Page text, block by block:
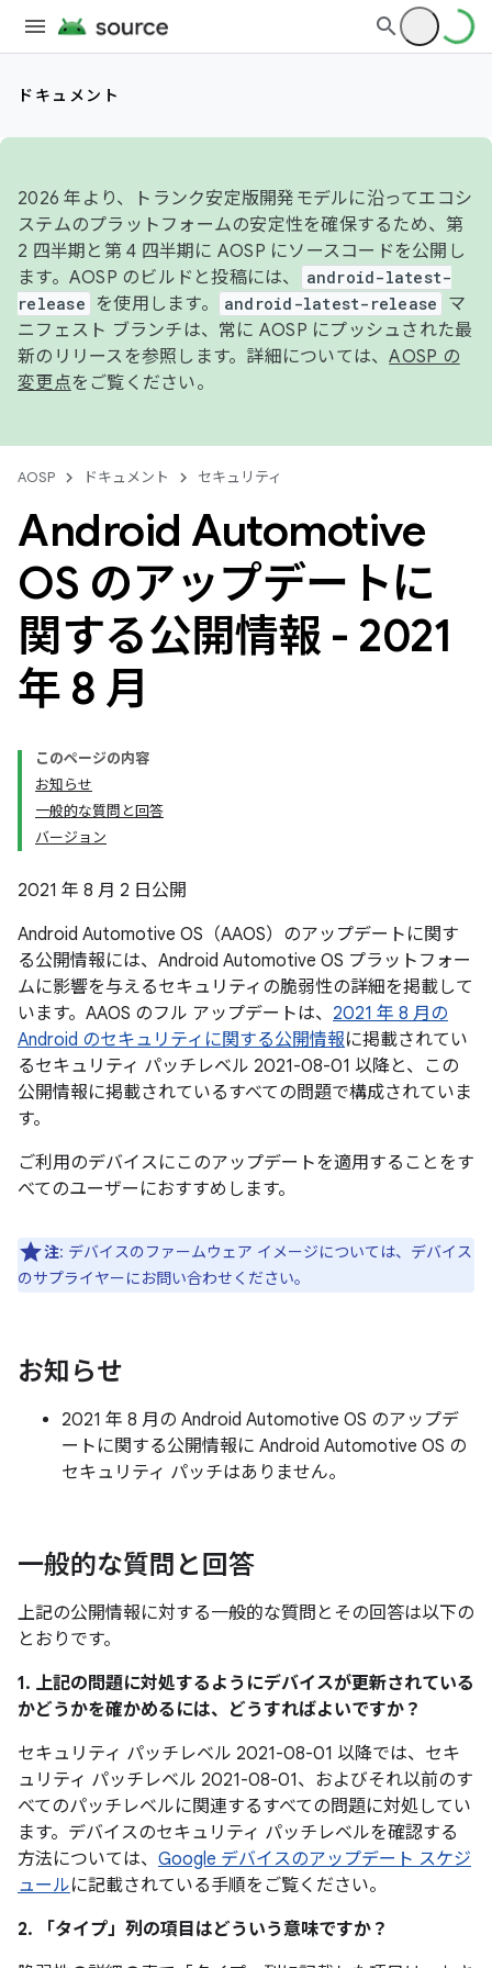
ドキュメント
2026 年より、トランク安定版開発モデルに沿ってエコシ
ステムのプラットフォームの安定性を確保するため、第
2 四半期と第 4 四半期に AOSP にソースコードを公開し
ます。AOSP のビルドと投稿には、
android-latest-
release
を使用します。 android-latest-release
マ
ニフェスト ブランチは、常に AOSP にプッシュされた最
新のリリースを参照します。詳細については、AOSP の
変更点をご覧ください。
AOSP ドキュメント セキュリティ
Android Automotive
OS のアップデートに
関する公開情報 - 2021
年 8 月
このページの内容
お知らせ
一般的な質問と回答
バージョン
2021 年 8 月 2 日公開
Android Automotive OS（AAOS）のアップデートに関す
る公開情報には、Android Automotive OS プラットフォー
ムに影響を与えるセキュリティの脆弱性の詳細を掲載して
います。AAOS のフル アップデートは、 2021 年 8 月の
Android のセキュリティに関する公開情報に掲載されてい
るセキュリティ パッチレベル 2021-08-01 以降と、この
公開情報に掲載されているすべての問題で構成されていま
す。
ご利用のデバイスにこのアップデートを適用することをす
べてのユーザーにおすすめします。
注: デバイスのファームウェア イメージについては、デバイス
のサプライヤーにお問い合わせください。
お知らせ
2021 年 8 月の Android Automotive OS のアップデ
ートに関する公開情報に Android Automotive OS の
セキュリティ パッチはありません。
一般的な質問と回答
上記の公開情報に対する一般的な質問とその回答は以下の
とおりです。
1. 上記の問題に対処するようにデバイスが更新されている
かどうかを確かめるには、どうすればよいですか？
セキュリティ パッチレベル 2021-08-01 以降では、セキ
ュリティ パッチレベル 2021-08-01、およびそれ以前のす
べてのパッチレベルに関連するすべての問題に対処してい
ます。デバイスのセキュリティ パッチレベルを確認する
方法については、 Google デバイスのアップデート スケジ
ュールに記載されている手順をご覧ください。
2. 「タイプ」 列の項目はどういう意味ですか？